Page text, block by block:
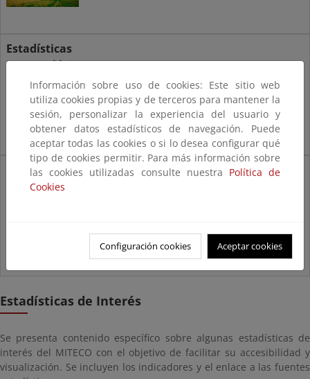
Estadísticas
Meteorológicas
Estadísticas de Recursos y
Economía circular
Estadísticas de Interés
Se presenta contenido específico sobre algunas estadísticas de
interés del MITECO con el objetivo de facilitar su accesibilidad y
visualización. Se incluyen los indicadores y el enlace a las fuentes
Información sobre uso de cookies: Este sitio web
utiliza cookies propias y de terceros para mantener la
sesión, personalizar la experiencia del usuario y
obtener datos estadísticos de navegación. Puede
aceptar todas las cookies o si lo desea configurar qué
tipo de cookies permitir. Para más información sobre
las cookies utilizadas consulte nuestra Política de
Cookies
Configuración cookies Aceptar cookies